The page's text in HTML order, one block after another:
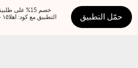
حمّل التطبيق